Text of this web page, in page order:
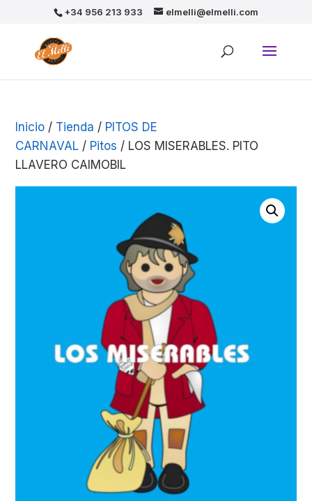
+34 956 213 933 elmelli@elmelli.com
Inicio / Tienda / PITOS DE
CARNAVAL / Pitos / LOS MISERABLES. PITO
LLAVERO CAIMOBIL